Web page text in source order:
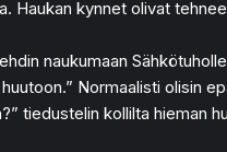
Haukan kynnet olivat
naukumaan
Normaalisti olisin
tiedustelin kollilta hieman